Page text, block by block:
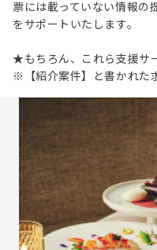
票には載っていない情報の
をサポートいたします。
★もちろん、これら支援サ
※【紹介案件】と書かれた